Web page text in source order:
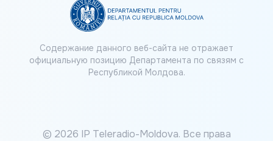
Содержание данного веб-сайта не отражает
официальную позицию Департамента по связям с
Республикой Молдова.
© 2026 IP Teleradio-Moldova. Все права